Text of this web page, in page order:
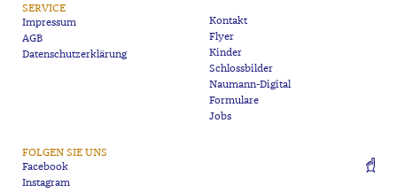
SERVICE
Impressum
AGB
Datenschutzerklärung
Kontakt
Flyer
Kinder
Schlossbilder
Naumann-Digital
Formulare
Jobs
FOLGEN SIE UNS
Facebook
Instagram